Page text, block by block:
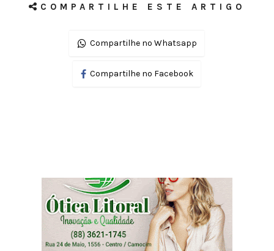
COMPARTILHE ESTE ARTIGO
Compartilhe no Whatsapp
Compartilhe no Facebook